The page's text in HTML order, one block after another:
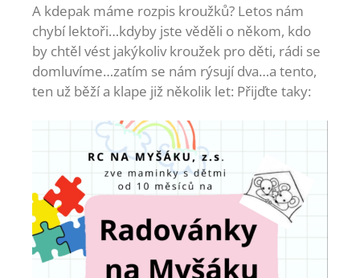
A kdepak máme rozpis kroužků? Letos nám
chybí lektoři…kdyby jste věděli o někom, kdo
by chtěl vést jakýkoliv kroužek pro děti, rádi se
domluvíme…zatím se nám rýsují dva…a tento,
ten už běží a klape již několik let: Přijďte taky: